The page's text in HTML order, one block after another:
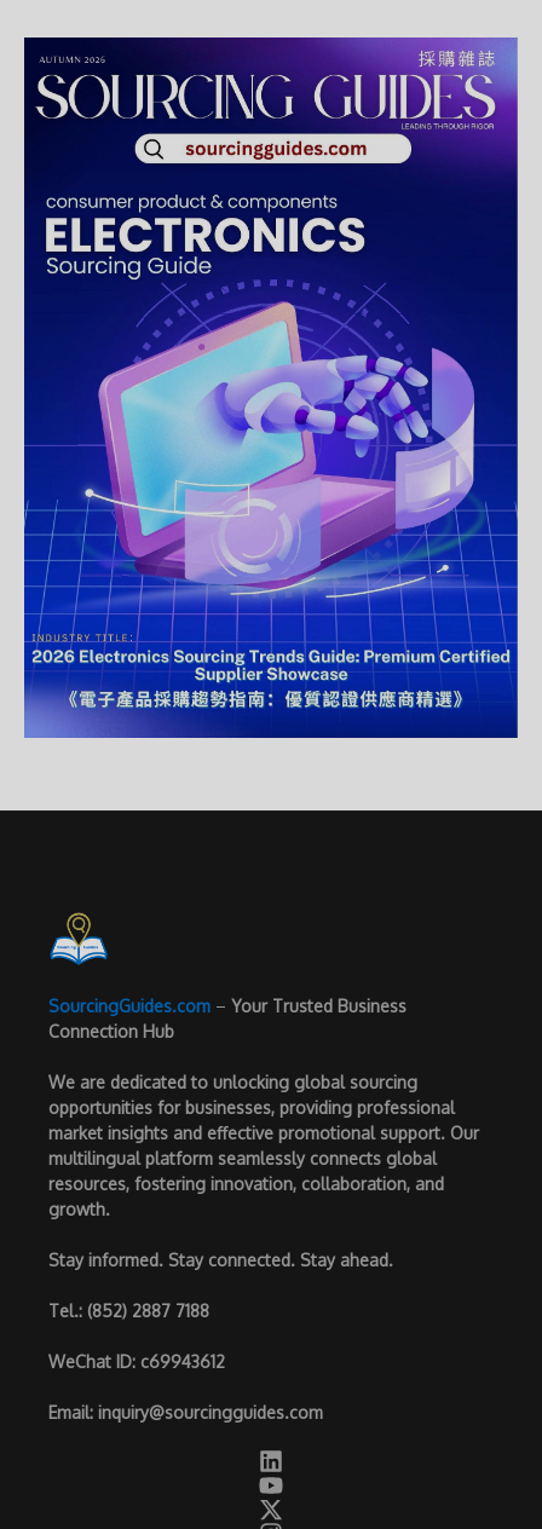
SourcingGuides.com – Your Trusted Business
Connection Hub
We are dedicated to unlocking global sourcing
opportunities for businesses, providing professional
market insights and effective promotional support. Our
multilingual platform seamlessly connects global
resources, fostering innovation, collaboration, and
growth.
Stay informed. Stay connected. Stay ahead.
Tel.: (852) 2887 7188
WeChat ID: c69943612
Email: inquiry@sourcingguides.com